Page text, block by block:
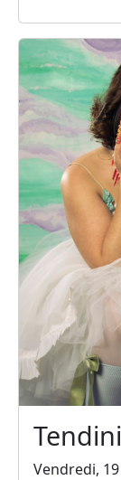
Vendredi,